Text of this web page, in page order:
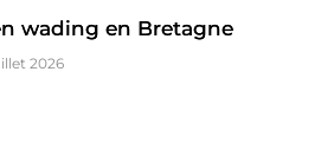
wading en Bretagne
2026